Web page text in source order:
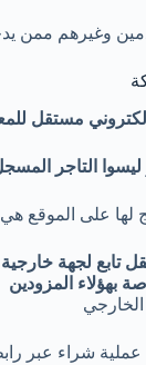
وغيرهم ممن
مستقل
ليسوا التاجر
لها على الموقع
تابع لجهة خارجية
بهؤلاء المزودين
عملية شراء عبر